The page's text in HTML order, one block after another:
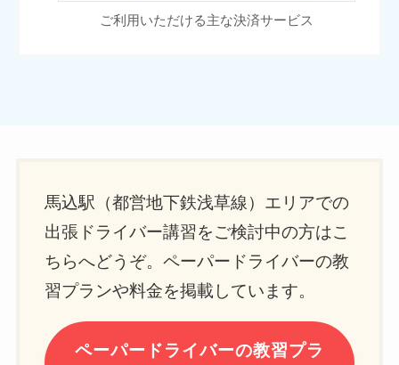
ご利用いただける主な決済サービス
馬込駅（都営地下鉄浅草線）エリアでの
出張ドライバー講習をご検討中の方はこ
ちらへどうぞ。ペーパードライバーの教
習プランや料金を掲載しています。
ペーパードライバーの教習プラ